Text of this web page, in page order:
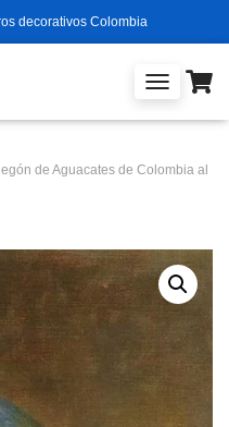
decorativos Colombia
T
O
I
de Aguacates de Colombia al